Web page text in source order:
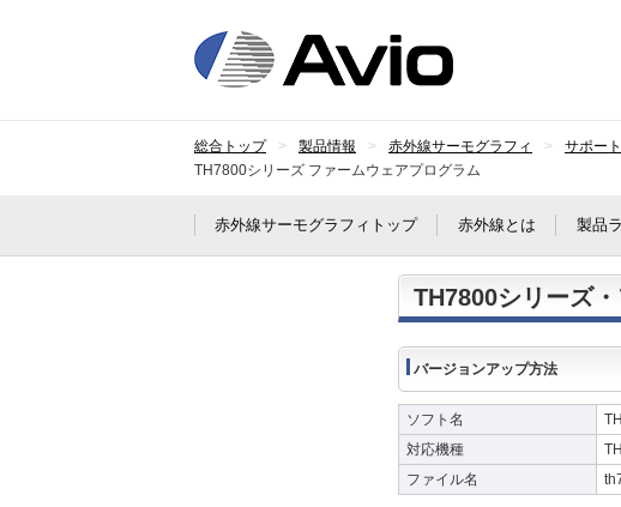
総合トップ 製品情報 赤外線サーモグラフィ サポート
TH7800シリーズ ファームウェアプログラム
赤外線サーモグラフィトップ 赤外線とは 製品
TH7800シリーズ
バージョンアップ方法
ソフト名
対応機種
ファイル名